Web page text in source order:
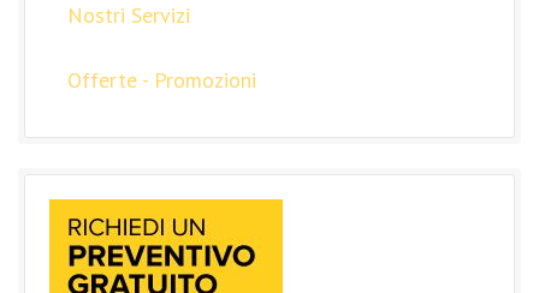
Nostri Servizi
Offerte - Promozioni